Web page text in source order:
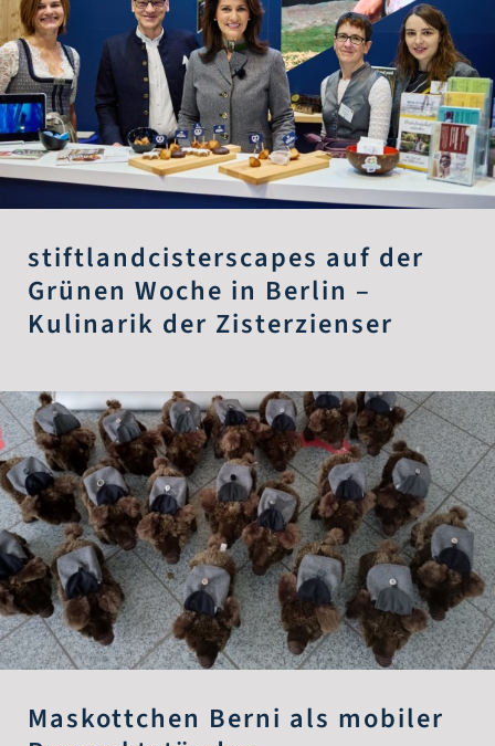
stiftlandcisterscapes auf der
Grünen Woche in Berlin –
Kulinarik der Zisterzienser
Maskottchen Berni als mobiler